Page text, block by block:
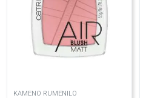
KAMENO RUMENILO